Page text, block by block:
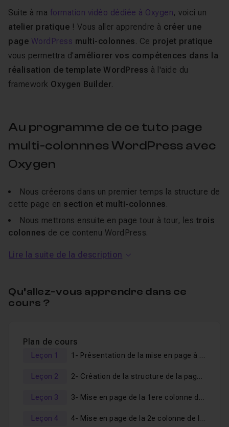
Suite à ma formation vidéo dédiée à Oxygen, voici un
atelier pratique ! Vous aller apprendre à créer une
page WordPress multi-colonnes. Ce projet pratique
vous permettra d'améliorer vos compétences dans la
réalisation de template WordPress à l'aide du
framework Oxygen Builder.
Au programme de ce tuto page
multi-colonnnes WordPress avec
Oxygen
Nous créerons dans un premier temps la structure de
cette page en section et multi-colonnes.
Nous mettrons ensuite en page tour à tour, les trois
colonnes de ce contenu WordPress.
Nous découvrirons les différents outils proposés par
le Framework Oxygen 2 pour vous
quelques clics.
Bonne réalisation de thèmes WordPress avec Oxygen !
Lire la suite de la description
Qu’allez-vous apprendre dans ce
cours ?
Plan de cours
Leçon 1 1- Présentation de la mise en page à réaliser sur Oxygen 2
Leçon 2 2- Création de la structure de la page Wordpress avec Oxygen 2
Leçon 3 3- Mise en page de la 1ere colonne de la page Wordpress
Leçon 4 4- Mise en page de la 2e colonne de la page Wordpress